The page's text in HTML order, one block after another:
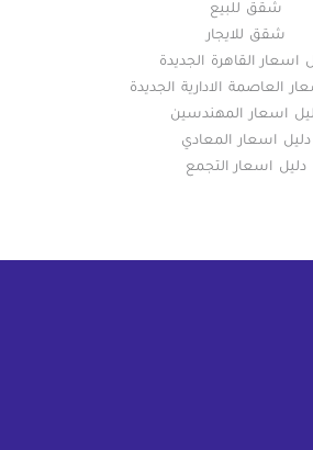
شقق للبيع
شقق للايجار
اسعار القاهرة الجديدة
العاصمة الادارية الجديدة
اسعار المهندسين
دليل اسعار المعادي
دليل اسعار التجمع